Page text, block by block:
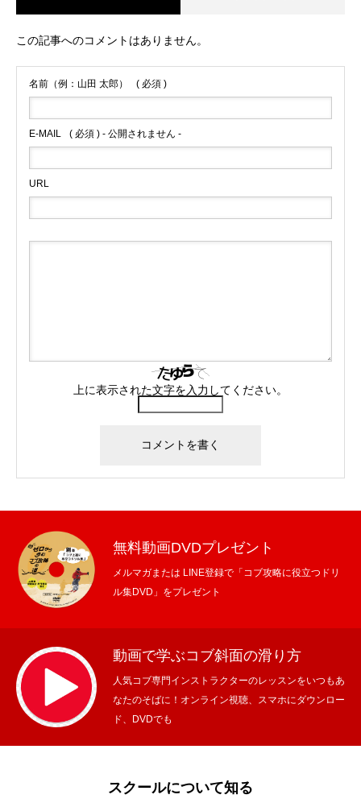
この記事へのコメントはありません。
名前（例：山田 太郎） ( 必須 )
E-MAIL ( 必須 ) - 公開されません -
URL
上に表示された文字を入力してください。
無料動画DVDプレゼント
メルマガまたは LINE登録で「コブ攻略に役立つドリ
ル集DVD」をプレゼント
動画で学ぶコブ斜面の滑り方
人気コブ専門インストラクターのレッスンをいつもあ
なたのそばに！オンライン視聴、スマホにダウンロー
ド、DVDでも
スクールについて知る